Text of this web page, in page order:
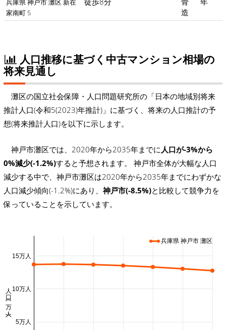
兵庫県 神戸市 灘区 新在
家南町 5
造
人口推移に基づく中古マンション相場の
将来見通し
灘区の国立社会保障・人口問題研究所の「日本の地域別将来
推計人口(令和5(2023)年推計)」に基づく、将来の人口推計の予
想(将来推計人口)を以下に示します。
神戸市灘区では、2020年から2035年までに 人口が-3%から
0%減少(-1.2%)すると予想されます。 神戸市全体が大幅な人口
減少する中で、神戸市灘区は2020年から2035年までにわずかな
人口減少傾向(-1.2%)にあり、 神戸市(-8.5%)と比較して競争力を
保っていることを示しています。
5万人
10万人
15万人
人口 (万人)
兵庫県 神戸市 灘区